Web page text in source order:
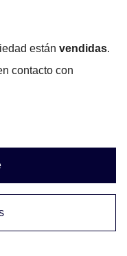
están vendidas.
contacto con